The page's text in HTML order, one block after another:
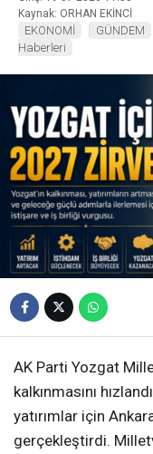
Kaynak: ORHAN EKİNCİ
EKONOMİ GÜNDEM
Haberleri
AK Parti Yozgat
kalkınmasını
yatırımlar için
gerçekleştirdi.